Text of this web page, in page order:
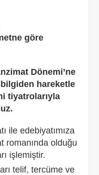
göre
Dönemi’ne
hareketle
tiyatrolarıyla
ile edebiyatımıza
romanında olduğu
işlemiştir.
telif, tercüme ve